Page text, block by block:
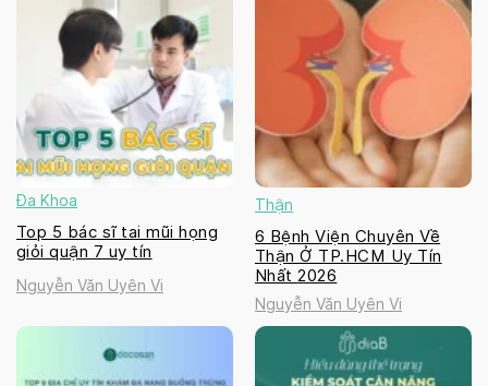
Đa Khoa
Top 5 bác sĩ tai mũi họng
giỏi quận 7 uy tín
Nguyễn Văn Uyên Vi
Thận
6 Bệnh Viện Chuyên Về
Thận Ở TP.HCM Uy Tín
Nhất 2026
Nguyễn Văn Uyên Vi